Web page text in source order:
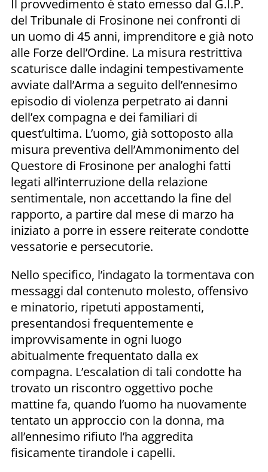
Il provvedimento è stato emesso dal G.I.P.
del Tribunale di Frosinone nei confronti di
un uomo di 45 anni, imprenditore e già noto
alle Forze dell’Ordine. La misura restrittiva
scaturisce dalle indagini tempestivamente
avviate dall’Arma a seguito dell’ennesimo
episodio di violenza perpetrato ai danni
dell’ex compagna e dei familiari di
quest’ultima. L’uomo, già sottoposto alla
misura preventiva dell’Ammonimento del
Questore di Frosinone per analoghi fatti
legati all’interruzione della relazione
sentimentale, non accettando la fine del
rapporto, a partire dal mese di marzo ha
iniziato a porre in essere reiterate condotte
vessatorie e persecutorie.
Nello specifico, l’indagato la tormentava con
messaggi dal contenuto molesto, offensivo
e minatorio, ripetuti appostamenti,
presentandosi frequentemente e
improvvisamente in ogni luogo
abitualmente frequentato dalla ex
compagna. L’escalation di tali condotte ha
trovato un riscontro oggettivo poche
mattine fa, quando l’uomo ha nuovamente
tentato un approccio con la donna, ma
all’ennesimo rifiuto l’ha aggredita
fisicamente tirandole i capelli.